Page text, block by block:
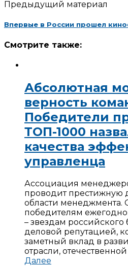
Предыдущий материал
Впервые в России прошел
Смотрите также:
Абсолютная
верность
Победители
ТОП-1000
качества
управленца
Ассоциация
проводит престижную
области менеджмента.
победителям
– звездам российского
деловой репутацией,
заметный вклад в
отрасли,
Далее